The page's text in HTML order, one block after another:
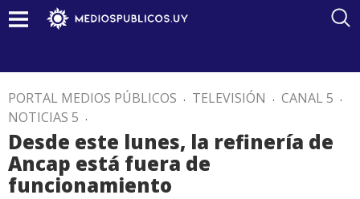
PORTAL MEDIOS PÚBLICOS . TELEVISIÓN . CANAL 5 .
NOTICIAS 5 .
Desde este lunes, la refinería de
Ancap está fuera de
funcionamiento